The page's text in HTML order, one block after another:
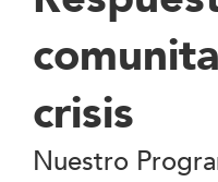
crisis
Nuestro